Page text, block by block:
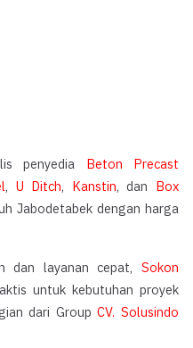
penyedia Beton Precast
, U Ditch, Kanstin, dan Box
Jabodetabek dengan harga
dan layanan cepat, Sokon
untuk kebutuhan proyek
dari GroupCV. Solusindo